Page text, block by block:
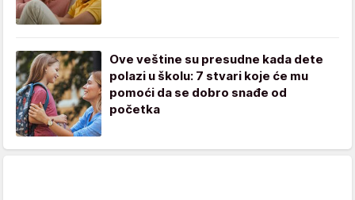
Ove veštine su presudne kada dete
polazi u školu: 7 stvari koje će mu
pomoći da se dobro snađe od
početka